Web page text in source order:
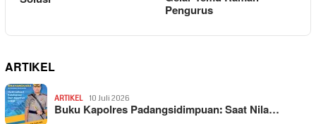
Pengurus
ARTIKEL
ARTIKEL 10 Juli 2026
Buku Kapolres Padangsidimpuan: Saat Nila…